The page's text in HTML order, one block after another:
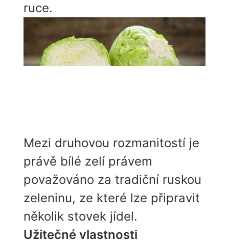
ruce.
Mezi druhovou rozmanitostí je
právě bílé zelí právem
považováno za tradiční ruskou
zeleninu, ze které lze připravit
několik stovek jídel.
Užitečné vlastnosti